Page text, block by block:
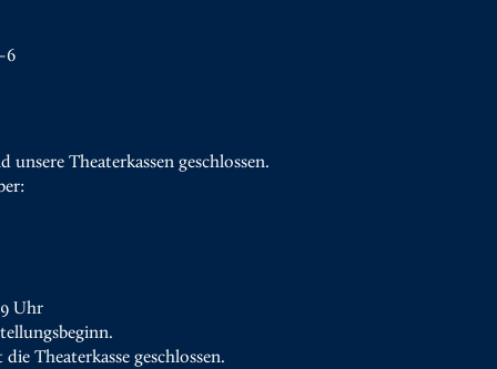
Theaterkassen geschlossen.
Uhr
Theaterkasse geschlossen.